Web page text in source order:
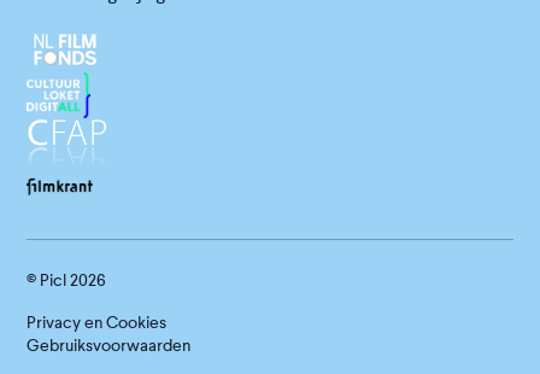
© Picl2026
Privacy en Cookies
Gebruiksvoorwaarden